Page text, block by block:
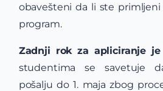
obavešteni da li ste
program.
Zadnji rok za apliciranje je
studentima se savetuje
pošalju do 1. maja zbog